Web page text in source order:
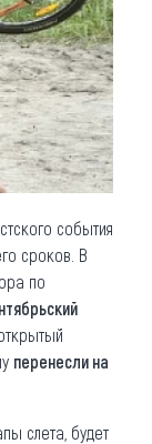
события
сроков. В
по
перенесли на
слета, будет